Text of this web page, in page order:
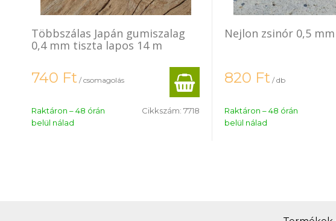
Többszálas Japán gumiszalag
0,4 mm tiszta lapos 14 m
740 Ft / csomagolás
Raktáron – 48 órán
belül nálad
Cikkszám: 7718
Nejlon zsinór 0,5
820 Ft / db
Raktáron – 48 órán
belül nálad